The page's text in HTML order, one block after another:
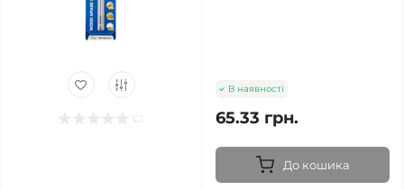
В наявності
65.33 грн.
До кошика